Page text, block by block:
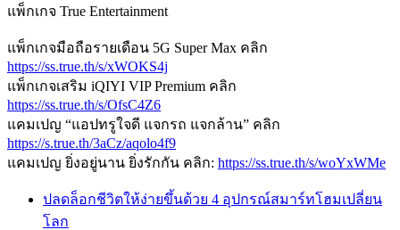
แพ็กเกจ True Entertainment
แพ็กเกจมือถือรายเดือน 5G Super Max คลิก
https://ss.true.th/s/xWOKS4j
แพ็กเกจเสริม iQIYI VIP Premium คลิก
https://ss.true.th/s/OfsC4Z6
แคมเปญ “แอปทรูใจดี แจกรถ แจกล้าน” คลิก
https://s.true.th/3aCz/aqolo4f9
แคมเปญ ยิ่งอยู่นาน ยิ่งรักกัน คลิก: https://ss.true.th/s/woYxWMe
ปลดล็อกชีวิตให้ง่ายขึ้นด้วย 4 อุปกรณ์สมาร์ทโฮมเปลี่ยน
โลก